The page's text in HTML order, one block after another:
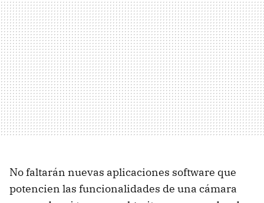
No faltarán nuevas aplicaciones software que
potencien las funcionalidades de una cámara